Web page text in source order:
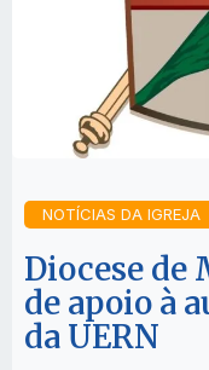
NOTÍCIAS DA IGREJA
Diocese de
de apoio à
da UERN